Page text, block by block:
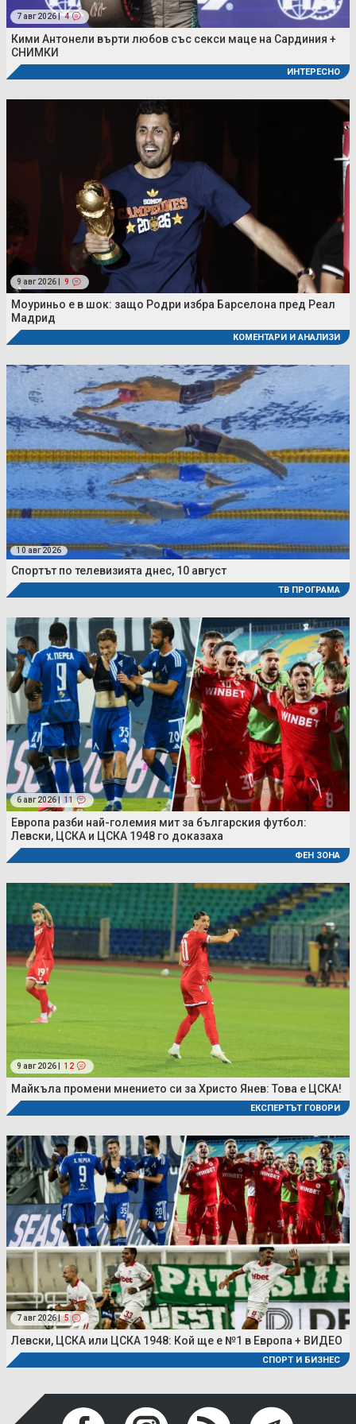
7 авг 2026 | 4
Кими Антонели върти любов със секси маце на Сардиния +
СНИМКИ
ИНТЕРЕСНО
9 авг 2026 | 9
Моуриньо е в шок: защо Родри избра Барселона пред Реал
Мадрид
КОМЕНТАРИ И АНАЛИЗИ
10 авг 2026
Спортът по телевизията днес, 10 август
ТВ ПРОГРАМА
6 авг 2026 | 11
Европа разби най-големия мит за българския футбол:
Левски, ЦСКА и ЦСКА 1948 го доказаха
ФЕН ЗОНА
9 авг 2026 | 12
Майкъла промени мнението си за Христо Янев: Това е ЦСКА!
ЕКСПЕРТЪТ ГОВОРИ
7 авг 2026 | 5
Левски, ЦСКА или ЦСКА 1948: Кой ще е №1 в Европа + ВИДЕО
СПОРТ И БИЗНЕС